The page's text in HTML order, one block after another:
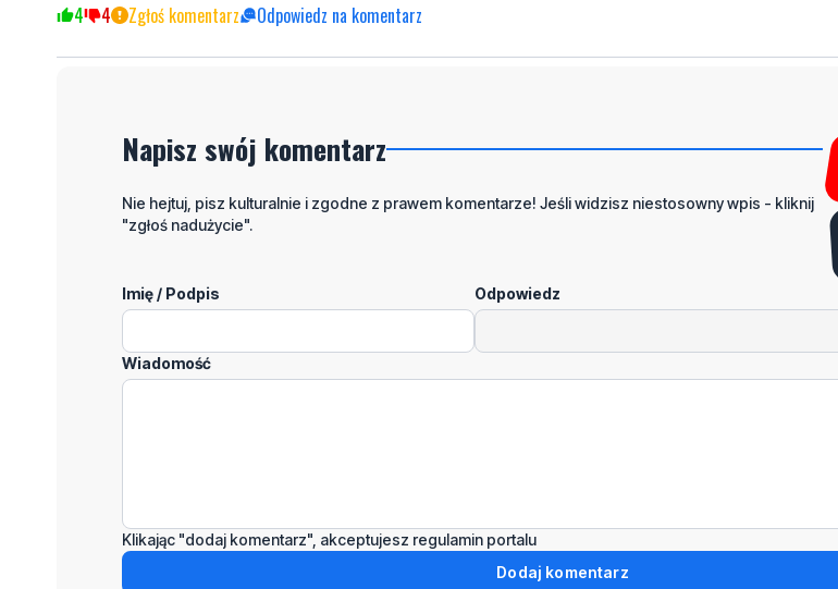
4 4 Zgłoś komentarz Odpowiedz na komentarz
Napisz swój komentarz
Nie hejtuj, pisz kulturalnie i zgodne z prawem komentarze! Jeśli widzisz niestosowny wpis - kliknij
"zgłoś nadużycie".
Imię / Podpis Odpowiedz
Wiadomość
Klikając "dodaj komentarz", akceptujesz regulamin portalu
Dodaj komentarz